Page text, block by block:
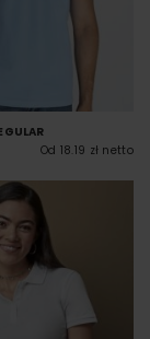
Od 18.19 zł netto